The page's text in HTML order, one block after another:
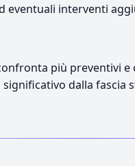
eventuali interventi
più preventivi
dalla fascia